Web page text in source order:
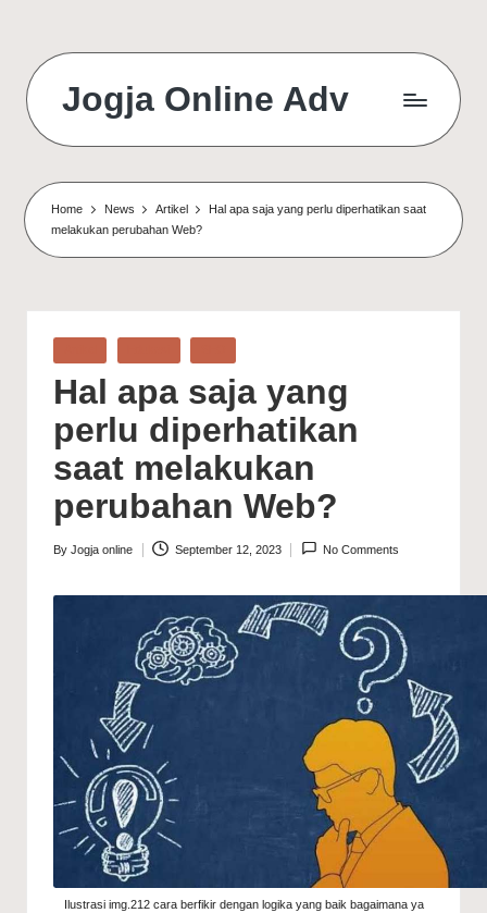
Jogja Online Adv
&
Digital
Connection
Agency
Home News Artikel
Hal apa saja yang perlu diperhatikan saat
melakukan perubahan Web?
in
Hal apa saja yang
perlu diperhatikan
saat melakukan
perubahan Web?
Posted
By Jogja online September 12, 2023 No Comments
Ilustrasi img.212 cara berfikir dengan logika yang baik bagaimana ya